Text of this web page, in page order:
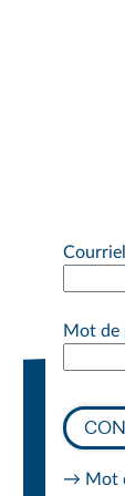
Courriel
Mot de
→ Mot